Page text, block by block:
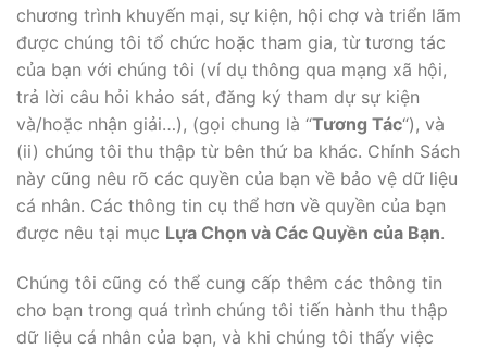
chương trình khuyến mại, sự kiện, hội chợ và triển lãm
được chúng tôi tổ chức hoặc tham gia, từ tương tác
của bạn với chúng tôi (ví dụ thông qua mạng xã hội,
trả lời câu hỏi khảo sát, đăng ký tham dự sự kiện
và/hoặc nhận giải…), (gọi chung là “Tương Tác“), và
(ii) chúng tôi thu thập từ bên thứ ba khác. Chính Sách
này cũng nêu rõ các quyền của bạn về bảo vệ dữ liệu
cá nhân. Các thông tin cụ thể hơn về quyền của bạn
được nêu tại mục Lựa Chọn và Các Quyền của Bạn.
Chúng tôi cũng có thể cung cấp thêm các thông tin
cho bạn trong quá trình chúng tôi tiến hành thu thập
dữ liệu cá nhân của bạn, và khi chúng tôi thấy việc